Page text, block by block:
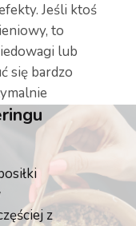
Jeśli ktoś
to
lub
się bardzo
z